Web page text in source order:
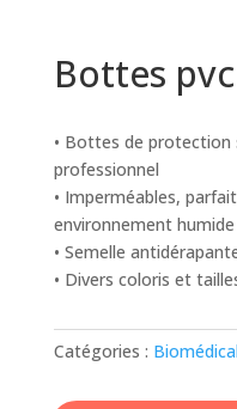
Bottes pvc
• Bottes de protection
professionnel
• Imperméables,
environnement humide
• Semelle
• Divers coloris et
Catégories : Biomédical